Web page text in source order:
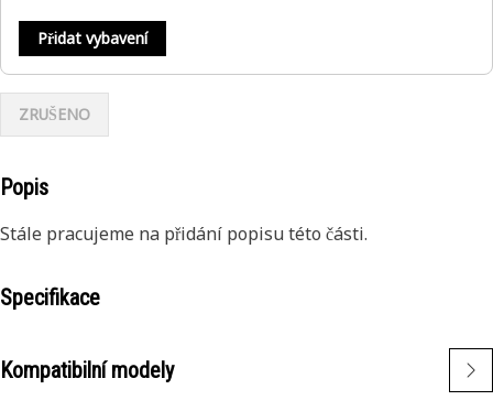
Přidat vybavení
ZRUŠENO
Popis
Stále pracujeme na přidání popisu této části.
Specifikace
Kompatibilní modely